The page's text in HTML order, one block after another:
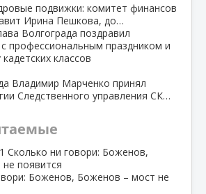
подвижки: комитет финансов
Ирина Пешкова, до…
Волгограда поздравил
профессиональным праздником и
классов
Владимир Марченко принял
Следственного управления СК…
Сколько ни говори: Боженов,
появится